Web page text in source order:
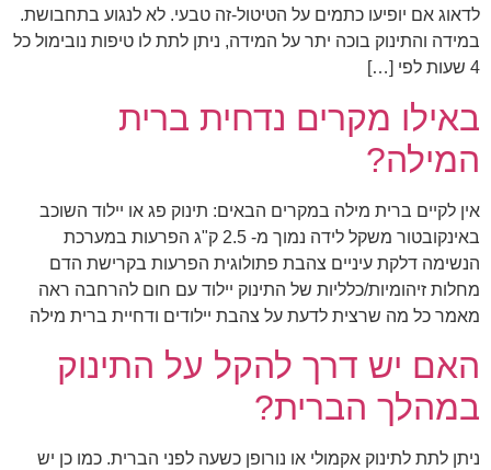
לדאוג אם יופיעו כתמים על הטיטול-זה טבעי. לא לנגוע בתחבושת.
במידה והתינוק בוכה יתר על המידה, ניתן לתת לו טיפות נובימול כל
4 שעות לפי […]
באילו מקרים נדחית ברית
המילה?
אין לקיים ברית מילה במקרים הבאים: תינוק פג או יילוד השוכב
באינקובטור משקל לידה נמוך מ- 2.5 ק"ג הפרעות במערכת
הנשימה דלקת עיניים צהבת פתולוגית הפרעות בקרישת הדם
מחלות זיהומיות/כלליות של התינוק יילוד עם חום להרחבה ראה
מאמר כל מה שרצית לדעת על צהבת יילודים ודחיית ברית מילה
האם יש דרך להקל על התינוק
במהלך הברית?
ניתן לתת לתינוק אקמולי או נורופן כשעה לפני הברית. כמו כן יש